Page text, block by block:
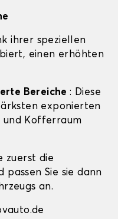
ihrer speziellen
einen erhöhten
Bereiche: Diese
exponierten
und Kofferraum
zuerst die
passen Sie sie dann
an.